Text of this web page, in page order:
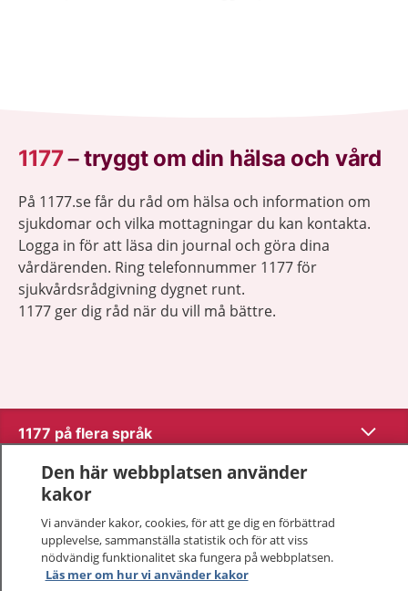
1177–tryggt om din hälsa och vård
På 1177.se får du råd om hälsa och information om
sjukdomar och vilka mottagningar du kan kontakta.
Logga in för att läsa din journal och göra dina
vårdärenden. Ring telefonnummer 1177 för
sjukvårdsrådgivning dygnet runt.
1177 ger dig råd när du vill må bättre.
1177 på flera språk Visa
Om 1177
Kontakt
Den här webbplatsen använder
kakor
Vi använder kakor, cookies, för att ge dig en förbättrad
upplevelse, sammanställa statistik och för att viss
nödvändig funktionalitet ska fungera på webbplatsen.
Läs mer om hur vi använder kakor